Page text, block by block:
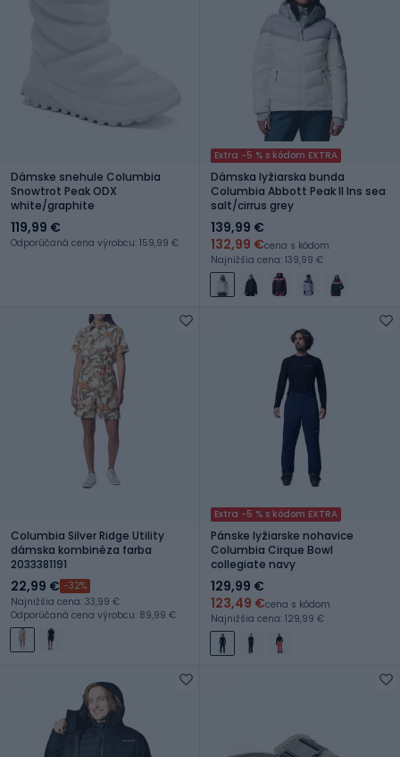
Dámske snehule Columbia
Snowtrot Peak ODX
white/graphite
119,99 €
Odporúčaná cena výrobcu: 159,99 €
Extra -5 % s kódom EXTRA
Dámska lyžiarska bunda
Columbia Abbott Peak II Ins sea
salt/cirrus grey
139,99 €
132,99 €cena s kódom
Najnižšia cena: 139,99 €
Columbia Silver Ridge Utility
dámska kombinéza farba
2033381191
22,99 € -32%
Najnižšia cena: 33,99 €
Odporúčaná cena výrobcu: 89,99 €
Extra -5 % s kódom EXTRA
Pánske lyžiarske nohavice
Columbia Cirque Bowl
collegiate navy
129,99 €
123,49 €cena s kódom
Najnižšia cena: 129,99 €